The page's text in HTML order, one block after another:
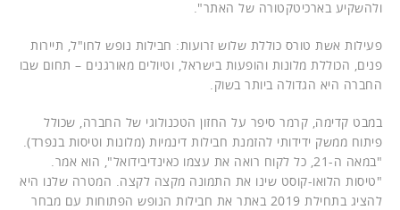
ולהשקיע בארכיטקטורה של האתר".
פעילות אשת טורס כוללת שלוש זרועות: חבילות נופש לחו"ל, תיירות
פנים, הכוללת מלונות והופעות בישראל, וטיולים מאורגנים – תחום שבו
החברה היא הגדולה ביותר בשוק.
במבט קדימה, קרמר סיפר על החזון הטכנולוגי של החברה, שכולל
פיתוח ממשק ידידותי להזמנת חבילות דינמיות (מלונות וטיסות בנפרד).
"במאה ה-21, כל לקוח רואה את עצמו כאינדיבידואל", הוא אמר.
"טיסות הלואו-קוסט שינו את התמונה מקצה לקצה. המטרה שלנו היא
להציג בתחילת 2019 באתר את חבילות הנופש הפתוחות עם מבחר